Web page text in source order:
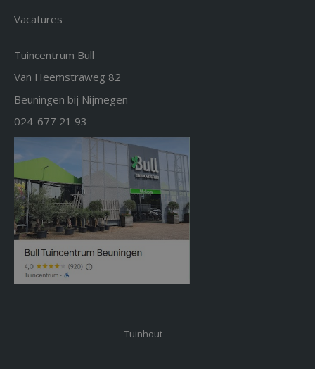
Vacatures
Tuincentrum Bull
Van Heemstraweg 82
Beuningen bij Nijmegen
024-677 21 93
Tuinhout